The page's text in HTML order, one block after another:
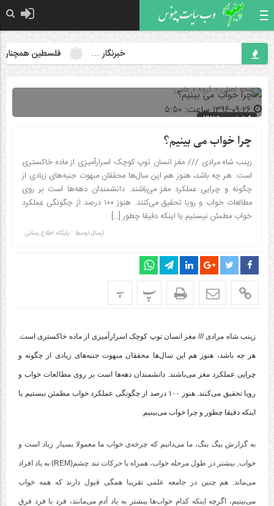
خبرنگار … فلسطین همچنان
صفحه اصلی» گروه »علمی
۱۳۹۶-۰۹-۲۶ ساعت: 5:50
شناسه : 2785
چرا خواب می‌ بینیم؟
زینب شاه مرادی /// مغز انسان توپ کوچک اسرارآمیزی از ماده‌ خاکستری
است. هر چه باشد، هنوز هم این سال‌ها محققان مبهوت جنبه‌های زیادی از
چگونه و چرایی عملکرد مغز می‌باشند. دانشمندان دهه‌ها است بر روی
مطالعات خواب و رویا تحقیق می‌کنند. هنوز ۱۰۰ درصد از چگونگی عملکرد
خواب مطمئن نیستیم یا اینکه دقیقا چطور […]
ارسال توسط : پایگاه اطلاع رسانی
پ پ
زینب شاه مرادی /// مغز انسان توپ کوچک اسرارآمیزی از ماده‌ خاکستری است.
هر چه باشد، هنوز هم این سال‌ها محققان مبهوت جنبه‌های زیادی از چگونه و
چرایی عملکرد مغز می‌باشند. دانشمندان دهه‌ها است بر روی مطالعات خواب و
رویا تحقیق می‌کنند. هنوز ۱۰۰ درصد از چگونگی عملکرد خواب مطمئن نیستیم یا
اینکه دقیقا چطور و چرا خواب می‌بینیم.
به گزارش بیگ بنگ، ما می‌دانیم که چرخه‌ی خواب ما معمولا بسیار زیاد است و
خواب ِ بیشتر در طول مرحله‌ خواب، همراه با حرکات تند چشم(REM) به یاد افراد
می‌ماند. هم چنین در جامعه‌ علمی تقریبا همگی قبول دارند که همه خواب
می‌بینیم، اگرچه اینکه کدام خواب‌ها بیشتر به یاد آدم می‌مانند، ‌فرد با فرد فرق